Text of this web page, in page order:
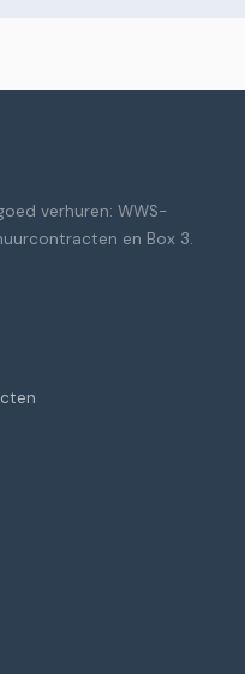
verhuren: WWS-
en Box 3.